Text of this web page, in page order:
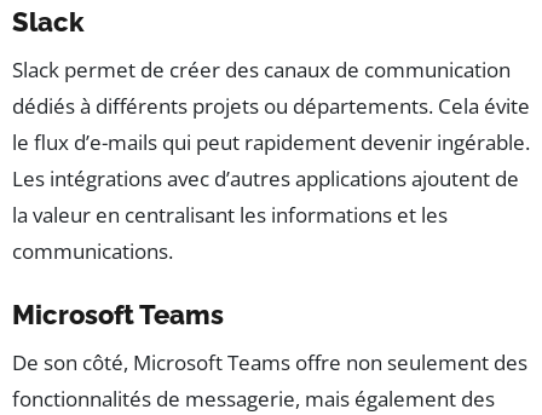
Slack
Slack permet de créer des canaux de communication
dédiés à différents projets ou départements. Cela évite
le flux d’e-mails qui peut rapidement devenir ingérable.
Les intégrations avec d’autres applications ajoutent de
la valeur en centralisant les informations et les
communications.
Microsoft Teams
De son côté, Microsoft Teams offre non seulement des
fonctionnalités de messagerie, mais également des